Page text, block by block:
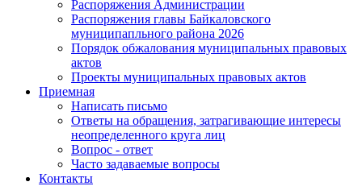
Распоряжения Администрации
Распоряжения главы Байкаловского
муниципапльного района 2026
Порядок обжалования муниципальных правовых
актов
Проекты муниципальных правовых актов
Приемная
Написать письмо
Ответы на обращения, затрагивающие интересы
неопределенного круга лиц
Вопрос - ответ
Часто задаваемые вопросы
Контакты